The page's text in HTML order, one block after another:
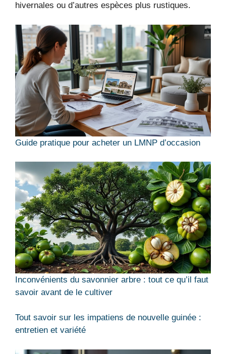
hivernales ou d’autres espèces plus rustiques.
Guide pratique pour acheter un LMNP d’occasion
Inconvénients du savonnier arbre : tout ce qu’il faut
savoir avant de le cultiver
Tout savoir sur les impatiens de nouvelle guinée :
entretien et variété